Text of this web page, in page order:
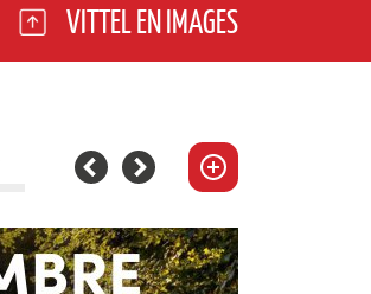
VITTEL EN IMAGES